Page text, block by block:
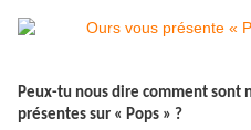
Peux-tu nous dire comment sont
présentes sur « Pops » ?